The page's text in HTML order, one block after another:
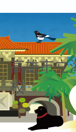
高雄市立
校